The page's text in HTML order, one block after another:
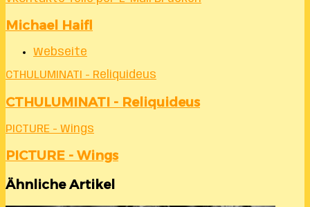
Michael Haifl
Webseite
CTHULUMINATI - Reliquideus
CTHULUMINATI - Reliquideus
PICTURE - Wings
PICTURE - Wings
Ähnliche Artikel